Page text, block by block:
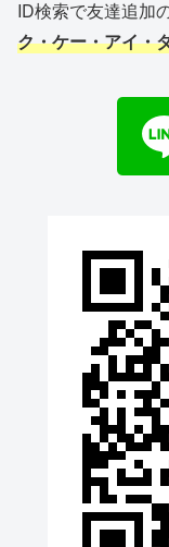
ID検索で友達追加
ク・ケー・アイ・